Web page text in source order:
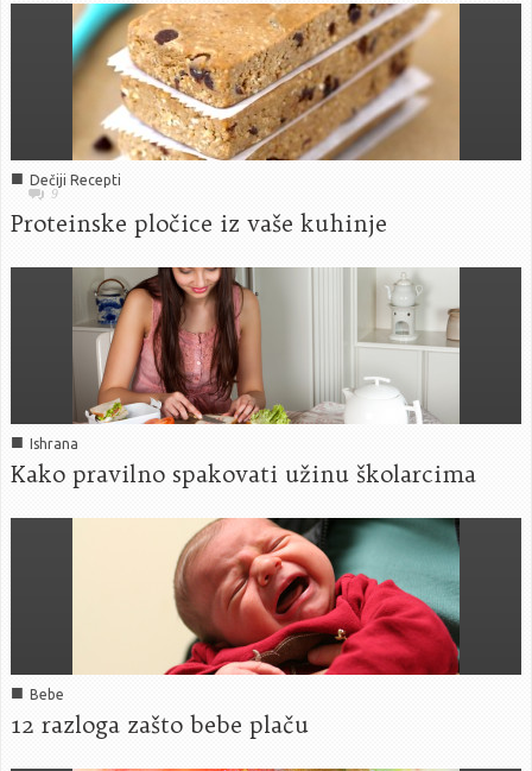
■ Dečiji Recepti
9
Proteinske pločice iz vaše kuhinje
■ Ishrana
Kako pravilno spakovati užinu školarcima
■ Bebe
12 razloga zašto bebe plaču